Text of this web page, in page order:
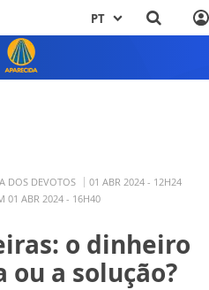
PT
DOS DEVOTOS
01 ABR 2024 - 12H24
01 ABR 2024 - 16H40
o dinheiro
ou a solução?